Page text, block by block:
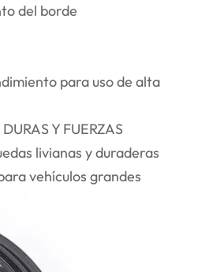
del borde
para uso de alta
Y FUERZAS
livianas y duraderas
vehículos grandes